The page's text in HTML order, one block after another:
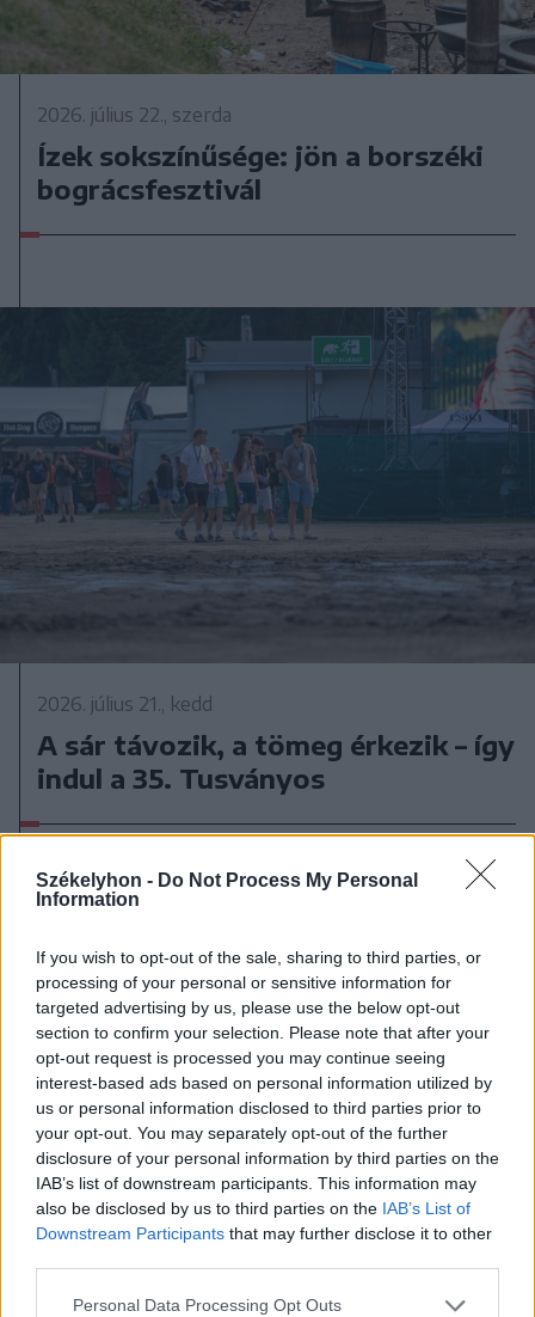
Székelyhon - Do Not Process My Personal
Information
If you wish to opt-out of the sale, sharing to third parties, or
processing of your personal or sensitive information for
targeted advertising by us, please use the below opt-out
section to confirm your selection. Please note that after your
opt-out request is processed you may continue seeing
interest-based ads based on personal information utilized by
us or personal information disclosed to third parties prior to
your opt-out. You may separately opt-out of the further
disclosure of your personal information by third parties on the
IAB’s list of downstream participants. This information may
also be disclosed by us to third parties on the IAB’s List of
Downstream Participants that may further disclose it to other
Personal Data Processing Opt Outs
2026. július 22., szerda
Ízek sokszínűsége: jön a borszéki
bográcsfesztivál
2026. július 21., kedd
A sár távozik, a tömeg érkezik – így
indul a 35. Tusványos
A smink már nem állásfoglalás,